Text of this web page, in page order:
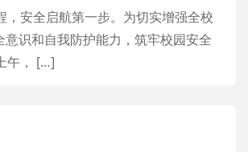
，安全启航第一步。为切实增强全校
意识和自我防护能力，筑牢校园安全
午， […]